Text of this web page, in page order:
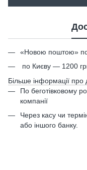
«Новою поштою»
по Києву — 1200
Більше інформації про
По беготівковому
компанії
Через касу чи
або іншого банку.